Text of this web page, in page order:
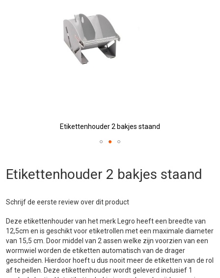
Etikettenhouder 2 bakjes staand
het
de
gallerij
Etikettenhouder 2 bakjes staand
Schrijf de eerste review over dit product
Deze etikettenhouder van het merk Legro heeft een breedte van
12,5cm en is geschikt voor etiketrollen met een maximale diameter
van 15,5 cm. Door middel van 2 assen welke zijn voorzien van een
wormwiel worden de etiketten automatisch van de drager
gescheiden. Hierdoor hoeft u dus nooit meer de etiketten van de rol
af te pellen. Deze etikettenhouder wordt geleverd inclusief 1